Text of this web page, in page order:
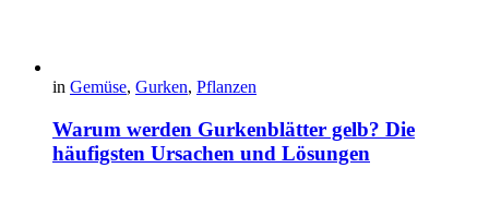
in Gemüse, Gurken, Pflanzen
Warum werden Gurkenblätter gelb? Die
häufigsten Ursachen und Lösungen